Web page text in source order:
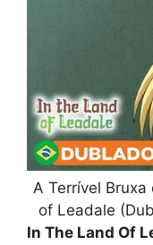
A Terrível
of Leadale
In The Land Of